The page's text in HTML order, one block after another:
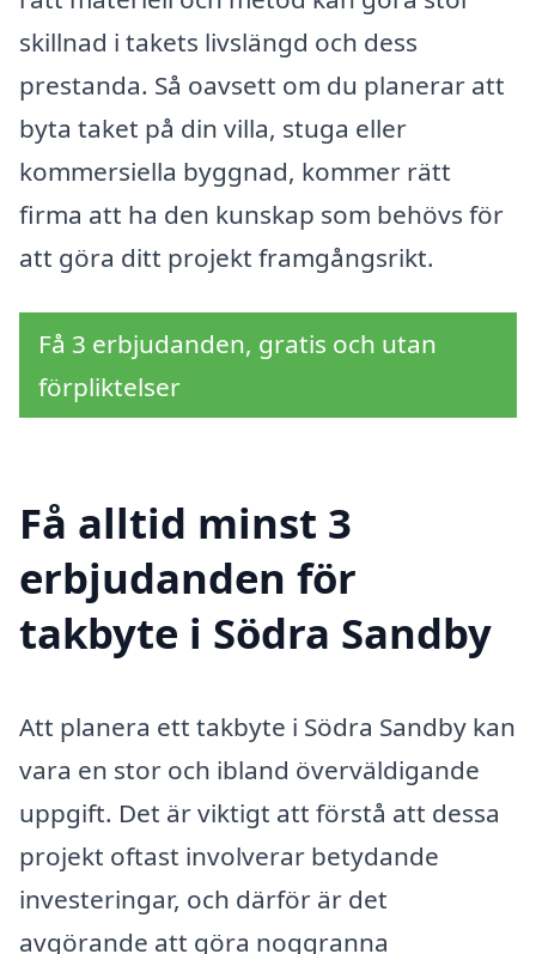
skillnad i takets livslängd och dess
prestanda. Så oavsett om du planerar att
byta taket på din villa, stuga eller
kommersiella byggnad, kommer rätt
firma att ha den kunskap som behövs för
att göra ditt projekt framgångsrikt.
Få 3 erbjudanden, gratis och utan
förpliktelser
Få alltid minst 3
erbjudanden för
takbyte i Södra Sandby
Att planera ett takbyte i Södra Sandby kan
vara en stor och ibland överväldigande
uppgift. Det är viktigt att förstå att dessa
projekt oftast involverar betydande
investeringar, och därför är det
avgörande att göra noggranna